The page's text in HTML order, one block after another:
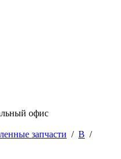
офис
запчасти / B /